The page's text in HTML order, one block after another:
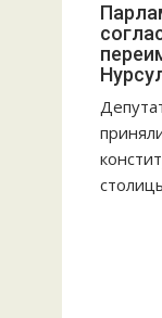
и
я
п
о
з
а
п